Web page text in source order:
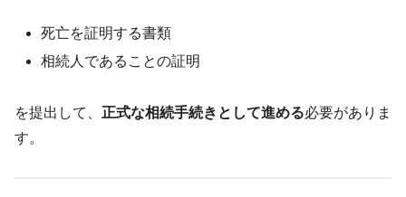
死亡を証明する書類
相続人であることの証明
を提出して、 正式な相続手続きとして進める必要がありま
す。